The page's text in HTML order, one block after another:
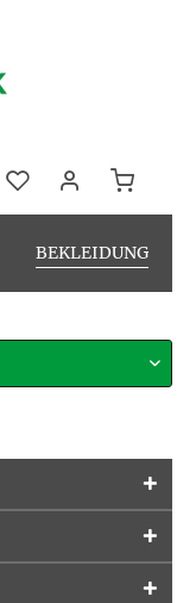
BEKLEIDUNG